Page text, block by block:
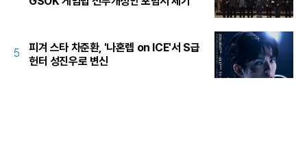
5
피겨 스타 차준환, '나혼렙 on ICE'서 S급
헌터 성진우로 변신